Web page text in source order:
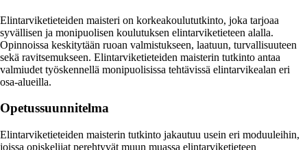
Elintarviketieteiden maisteri on korkeakoulututkinto, joka tarjoaa
syvällisen ja monipuolisen koulutuksen elintarviketieteen alalla.
Opinnoissa keskitytään ruoan valmistukseen, laatuun, turvallisuuteen
sekä ravitsemukseen. Elintarviketieteiden maisterin tutkinto antaa
valmiudet työskennellä monipuolisissa tehtävissä elintarvikealan eri
osa-alueilla.
Opetussuunnitelma
Elintarviketieteiden maisterin tutkinto jakautuu usein eri moduuleihin,
joissa opiskelijat perehtyvät muun muassa elintarviketieteen